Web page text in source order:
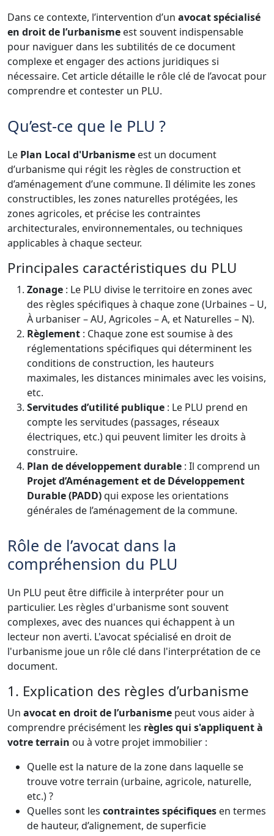
Dans ce contexte, l’intervention d’un avocat spécialisé
en droit de l’urbanisme est souvent indispensable
pour naviguer dans les subtilités de ce document
complexe et engager des actions juridiques si
nécessaire. Cet article détaille le rôle clé de l’avocat pour
comprendre et contester un PLU.
Qu’est-ce que le PLU ?
Le Plan Local d'Urbanisme est un document
d’urbanisme qui régit les règles de construction et
d’aménagement d’une commune. Il délimite les zones
constructibles, les zones naturelles protégées, les
zones agricoles, et précise les contraintes
architecturales, environnementales, ou techniques
applicables à chaque secteur.
Principales caractéristiques du PLU
Zonage : Le PLU divise le territoire en zones avec
des règles spécifiques à chaque zone (Urbaines – U,
À urbaniser – AU, Agricoles – A, et Naturelles – N).
Règlement : Chaque zone est soumise à des
réglementations spécifiques qui déterminent les
conditions de construction, les hauteurs
maximales, les distances minimales avec les voisins,
etc.
Servitudes d’utilité publique : Le PLU prend en
compte les servitudes (passages, réseaux
électriques, etc.) qui peuvent limiter les droits à
construire.
Plan de développement durable : Il comprend un
Projet d’Aménagement et de Développement
Durable (PADD)qui expose les orientations
générales de l’aménagement de la commune.
Rôle de l’avocat dans la
compréhension du PLU
Un PLU peut être difficile à interpréter pour un
particulier. Les règles d'urbanisme sont souvent
complexes, avec des nuances qui échappent à un
lecteur non averti. L'avocat spécialisé en droit de
l'urbanisme joue un rôle clé dans l'interprétation de ce
document.
1. Explication des règles d’urbanisme
Un avocat en droit de l’urbanisme peut vous aider à
comprendre précisément les règles qui s'appliquent à
votre terrain ou à votre projet immobilier :
Quelle est la nature de la zone dans laquelle se
trouve votre terrain (urbaine, agricole, naturelle,
etc.) ?
Quelles sont les contraintes spécifiques en termes
de hauteur, d’alignement, de superficie